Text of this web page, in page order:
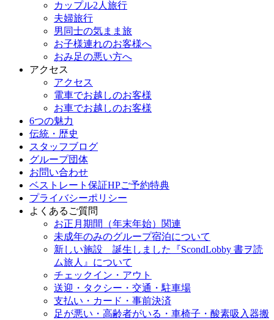
カップル2人旅行
夫婦旅行
男同士の気まま旅
お子様連れのお客様へ
おみ足の悪い方へ
アクセス
アクセス
電車でお越しのお客様
お車でお越しのお客様
6つの魅力
伝統・歴史
スタッフブログ
グループ団体
お問い合わせ
ベストレート保証HPご予約特典
プライバシーポリシー
よくあるご質問
お正月期間（年末年始）関連
未成年のみのグループ宿泊について
新しい施設 誕生しました『ScondLobby 書ヲ読
ム旅人』について
チェックイン・アウト
送迎・タクシー・交通・駐車場
支払い・カード・事前決済
足が悪い・高齢者がいる・車椅子・酸素吸入器搬